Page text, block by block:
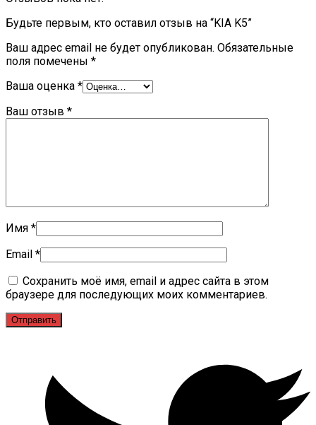
Будьте первым, кто оставил отзыв на “KIA K5”
Ваш адрес email не будет опубликован. Обязательные
поля помечены *
Ваша оценка *
Ваш отзыв *
Имя *
Email *
Сохранить моё имя, email и адрес сайта в этом
браузере для последующих моих комментариев.
окне